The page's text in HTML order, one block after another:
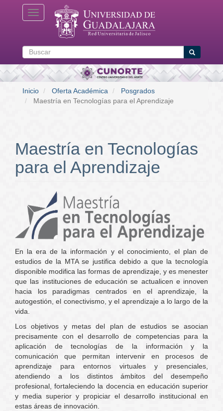
Toggle navigation
Buscar Buscar
Inicio Oferta Académica
Posgrados
Maestría en Tecnologías para el Aprendizaje
Maestría en Tecnologías
para el Aprendizaje
En la era de la información y el conocimiento, el plan de
estudios de la MTA se justifica debido a que la tecnología
disponible modifica las formas de aprendizaje, y es menester
que las instituciones de educación se actualicen e innoven
hacia los paradigmas centrados en el aprendizaje, la
autogestión, el conectivismo, y el aprendizaje a lo largo de la
vida.
Los objetivos y metas del plan de estudios se asocian
precisamente con el desarrollo de competencias para la
aplicación de tecnologías de la información y la
comunicación que permitan intervenir en procesos de
aprendizaje para entornos virtuales y presenciales,
atendiendo a los distintos ámbitos del desempeño
profesional, fortaleciendo la docencia en educación superior
y media superior y propiciar el desarrollo institucional en
estas áreas de innovación.